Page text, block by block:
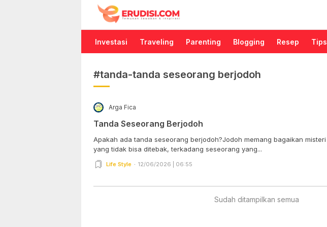
Erudisi
Temukan Jawaban dan Inspirasi
Investasi Traveling Parenting Blogging Resep Tips
#tanda-tanda seseorang berjodoh
Arga Fica
Tanda Seseorang Berjodoh
Apakah ada tanda seseorang berjodoh?Jodoh memang bagaikan misteri
yang tidak bisa ditebak, terkadang seseorang yang...
Life Style 12/06/2026 | 06:55
Sudah ditampilkan semua